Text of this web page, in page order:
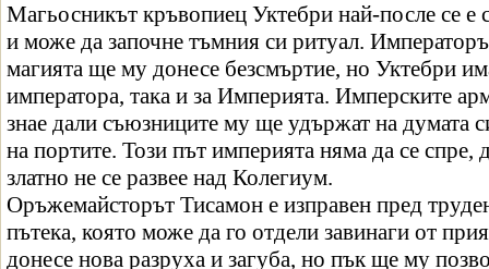
Магьосникът кръвопиец Уктебри най-после се е
и може да започне тъмния си ритуал.
магията ще му донесе безсмъртие, но Уктебри
императора, така и за Империята. Имперските
знае дали съюзниците му ще удържат на думата
на портите. Този път империята няма да се спре,
златно не се развее над Колегиум.
Оръжемайсторът Тисамон е изправен пред
пътека, която може да го отдели завинаги от
донесе нова разруха и загуба, но пък ще му